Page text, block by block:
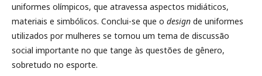
uniformes olímpicos, que atravessa aspectos midiáticos,
materiais e simbólicos. Conclui-se que o design de uniformes
utilizados por mulheres se tornou um tema de discussão
social importante no que tange às questões de gênero,
sobretudo no esporte.